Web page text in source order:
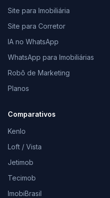
Site para Imobiliária
Site para Corretor
IA no WhatsApp
WhatsApp para Imobiliárias
Robô de Marketing
Planos
Comparativos
Kenlo
Loft / Vista
Jetimob
Tecimob
ImobiBrasil